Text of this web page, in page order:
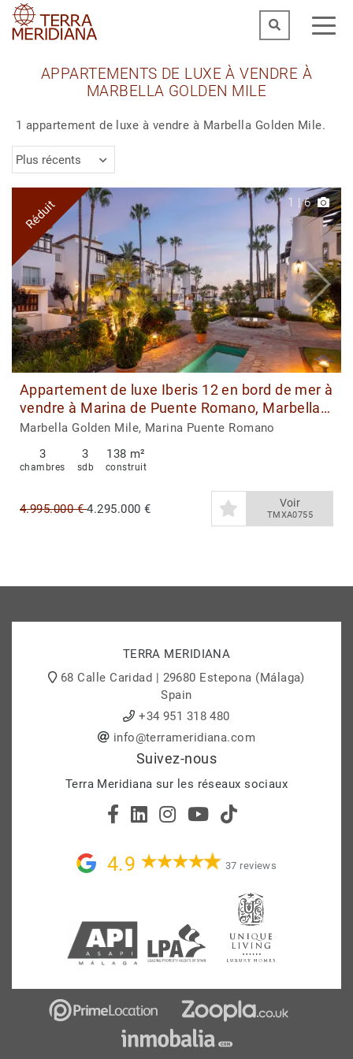
APPARTEMENTS DE LUXE À VENDRE À
MARBELLA GOLDEN MILE
1 appartement de luxe à vendre à Marbella Golden Mile.
Plus récents
Réduit 1 |6
Appartement de luxe Iberis 12 en bord de mer à
vendre à Marina de Puente Romano, Marbella
Golden Mile
Marbella Golden Mile, Marina Puente Romano
3
chambres
3
sdb
138 m²
construit
4.995.000 €4.295.000 € Voir
TMXA0755
TERRA MERIDIANA
68 Calle Caridad | 29680 Estepona (Málaga)
Spain
+34 951 318 480
info@terrameridiana.com
Suivez-nous
Terra Meridiana sur les réseaux sociaux
4.9 37 reviews